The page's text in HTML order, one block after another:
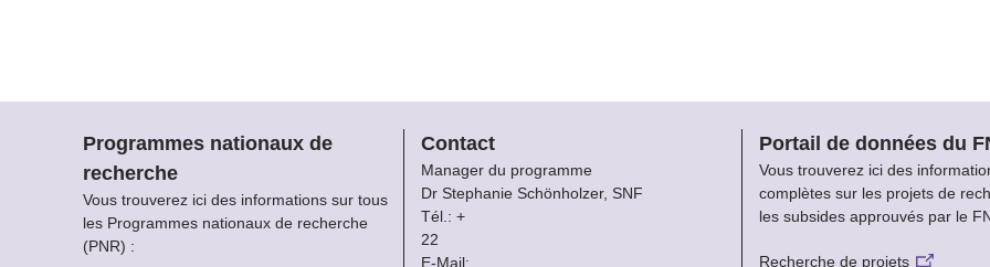
Programmes nationaux de
recherche
Vous trouverez ici des informations sur tous
les Programmes nationaux de recherche
(PNR) :
Contact
Manager du programme
Dr Stephanie Schönholzer, SNF
Tél.: +
22
E-Mail:
Portail de données du
Vous trouverez ici des
complètes sur les projets de
les subsides approuvés par le
Recherche de projets